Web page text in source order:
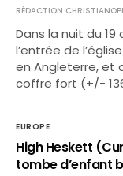
RÉDACTION
Dans la nuit du
l’entrée de
en Angleterre, et
coffre fort (+/-
EUROPE
High Heskett
tombe d’enfant